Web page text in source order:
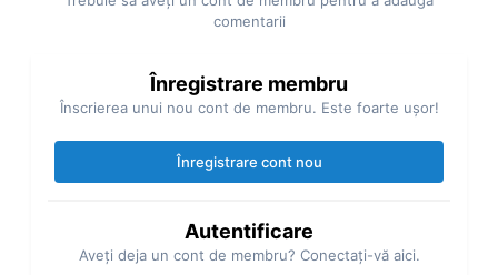
comentarii
Înregistrare membru
Înscrierea unui nou cont de membru. Este foarte uşor!
Înregistrare cont nou
Autentificare
Aveţi deja un cont de membru? Conectaţi-vă aici.